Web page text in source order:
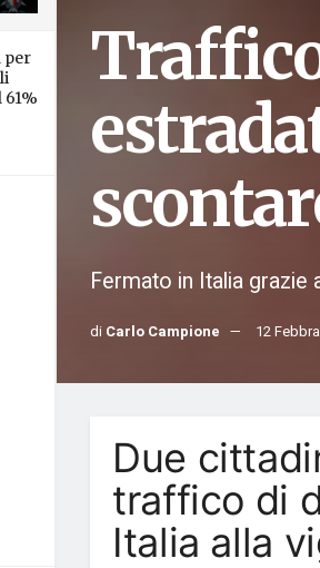
per
Fermato in Italia
di Carlo Campione 12
Due
traffico di
Italia alla